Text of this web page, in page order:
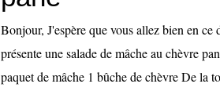
Bonjour, J'espère que vous allez bien en
présente une salade de mâche au chèvre
paquet de mâche 1 bûche de chèvre De la